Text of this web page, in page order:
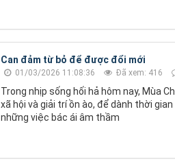
Can đảm từ bỏ để được đổi mới
01/03/2026 11:08:36 Đã xem: 416
Trong nhịp sống hối hả hôm nay, Mùa
xã hội và giải trí ồn ào, để dành thời
những việc bác ái âm thầm